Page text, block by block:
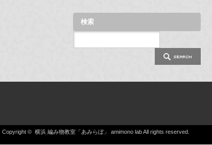
検索
Copyright © 横浜 編み物教室「あみらぼ」 amimono labAll rights reserved.